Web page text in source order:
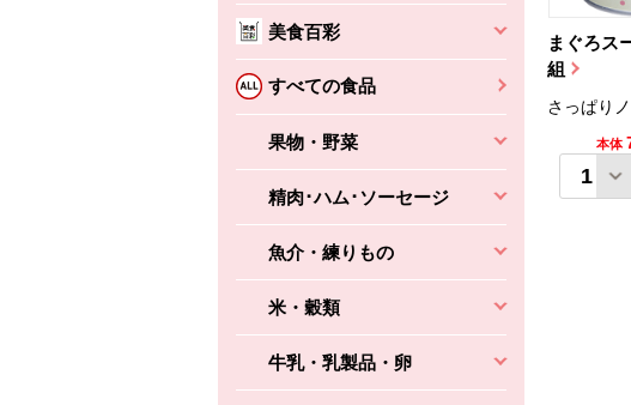
美食百彩
すべての食品
果物・野菜
精肉･ハム･ソーセージ
魚介・練りもの
米・穀類
牛乳・乳製品・卵
まぐろス
組
さっぱり
本体
ちょこっと揚げ（香
(税込356円)
かごへ
バルサミコ
コク深くフルーティー
本体2,160円(税込2,333円)
かごへ